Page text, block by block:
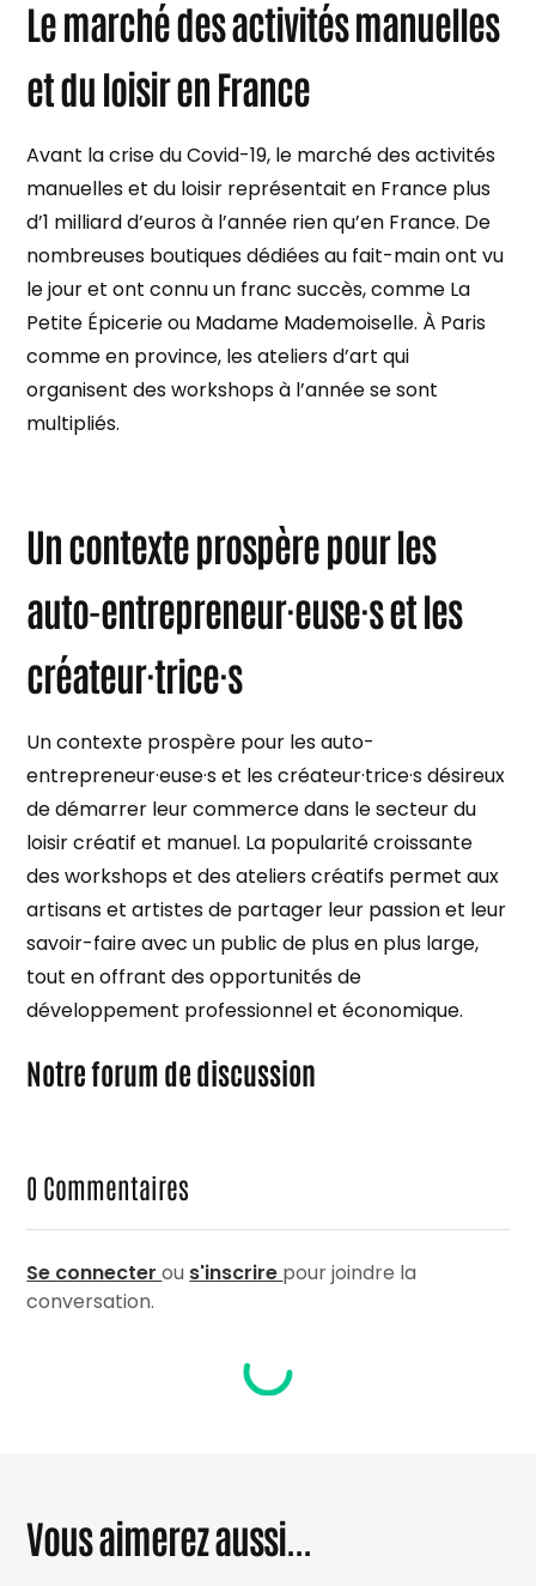
Le marché des activités manuelles
et du loisir en France
Avant la crise du Covid-19, le marché des activités
manuelles et du loisir représentait en France plus
d’1 milliard d’euros à l’année rien qu’en France. De
nombreuses boutiques dédiées au fait-main ont vu
le jour et ont connu un franc succès, comme La
Petite Épicerie ou Madame Mademoiselle. À Paris
comme en province, les ateliers d’art qui
organisent des workshops à l’année se sont
multipliés.
Un contexte prospère pour les
auto-entrepreneur·euse·s et les
créateur·trice·s
Un contexte prospère pour les auto-
entrepreneur·euse·s et les créateur·trice·s désireux
de démarrer leur commerce dans le secteur du
loisir créatif et manuel. La popularité croissante
des workshops et des ateliers créatifs permet aux
artisans et artistes de partager leur passion et leur
savoir-faire avec un public de plus en plus large,
tout en offrant des opportunités de
développement professionnel et économique.
Notre forum de discussion
0 Commentaires
Se connecterou s'inscrire pour joindre la
conversation.
Vous aimerez aussi...